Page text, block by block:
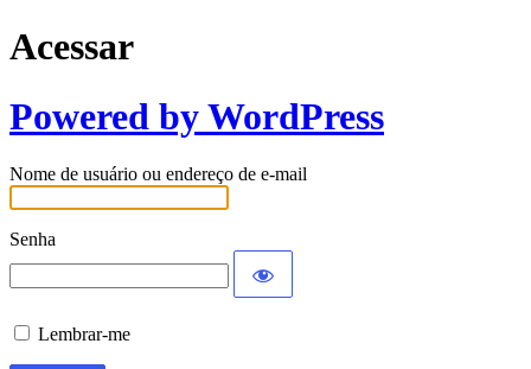
Acessar
Powered by WordPress
Nome de usuário ou endereço de e-mail
Senha
Lembrar-me